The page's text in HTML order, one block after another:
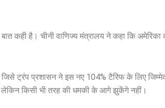
कही है। चीनी वाणिज्य मंत्रालय ने कहा कि
ट्रंप प्रशासन ने इस नए 104% टैरिफ के लिए
हैं लेकिन किसी भी तरह की धमकी के आगे झुकेंगे नहीं।